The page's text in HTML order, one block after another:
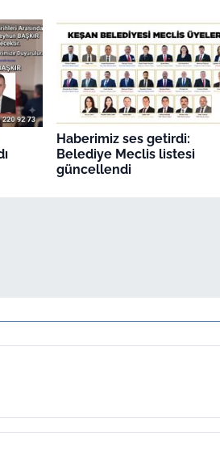
Haberimiz ses getirdi:
Belediye Meclis listesi
güncellendi